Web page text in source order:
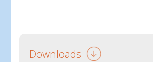
Downloads